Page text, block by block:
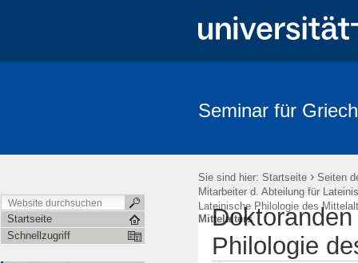
Seminar für
Sie sind hier: Startseite › Seiten
Mitarbeiter d. Abteilung für
Lateinische Philologie des
Mittelalters
Startseite
Schnellzugriff
Philologie